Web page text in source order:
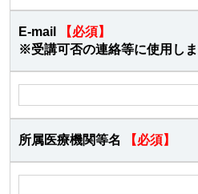
E-mail
【必須】
※受講可否の連絡等に使用しま
所属医療機関等名 【必須】